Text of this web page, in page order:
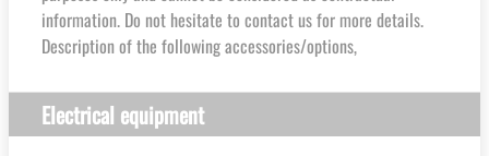
information. Do not hesitate to contact us for more details.
Description of the following accessories/options,
Electrical equipment